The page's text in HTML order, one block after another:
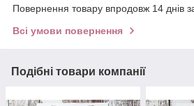
Повернення товару впродовж 14 днів
Всі умови повернення
Подібні товари компанії